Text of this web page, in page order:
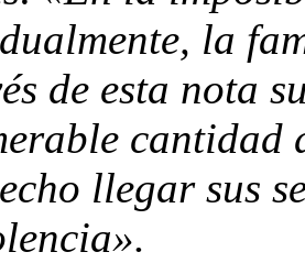
la
de esta nota
cantidad
llegar sus